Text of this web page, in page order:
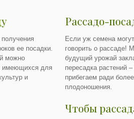
ее посадки.
можно
имеющихся для
и
Рассадо-
Если уж семена
говорить о рассаде!
будущий урожай
пересадка растений
прибегаем ради
плодоношения.
Чтобы